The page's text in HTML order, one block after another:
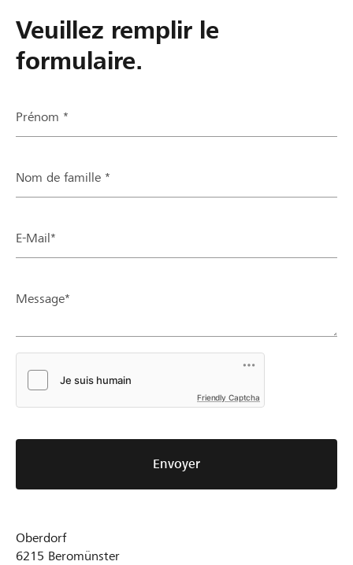
Veuillez remplir le
formulaire.
Prénom *
Nom de famille *
E-Mail*
Message*
Friendly Captcha
Envoyer
Oberdorf
6215 Beromünster